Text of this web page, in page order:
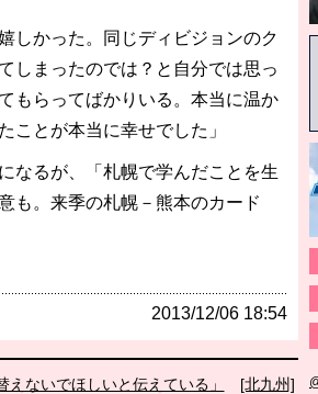
しかった。同じディビジョンのク
しまったのでは？と自分では思っ
もらってばかりいる。本当に温か
ことが本当に幸せでした」
なるが、「札幌で学んだことを生
も。来季の札幌－熊本のカード
2013/12/06 18:54
ないでほしいと伝えている」
[北九州]